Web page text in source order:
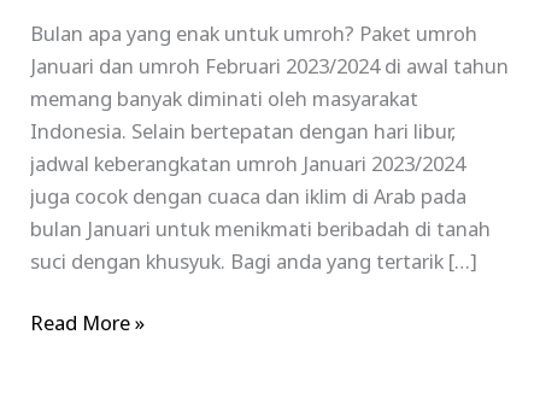
Bulan apa yang enak untuk umroh? Paket umroh
Januari dan umroh Februari 2023/2024 di awal tahun
memang banyak diminati oleh masyarakat
Indonesia. Selain bertepatan dengan hari libur,
jadwal keberangkatan umroh Januari 2023/2024
juga cocok dengan cuaca dan iklim di Arab pada
bulan Januari untuk menikmati beribadah di tanah
suci dengan khusyuk. Bagi anda yang tertarik […]
Read More »